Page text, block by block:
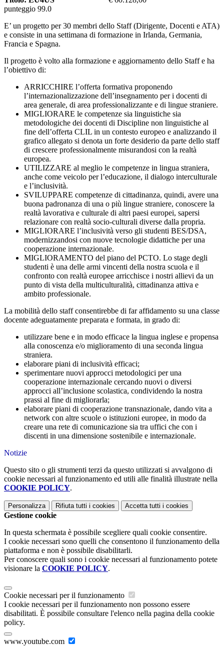
punteggio 99.0
E’ un progetto per 30 membri dello Staff (Dirigente, Docenti e ATA)
e consiste in una settimana di formazione in Irlanda, Germania,
Francia e Spagna.
Il progetto è volto alla formazione e aggiornamento dello Staff e ha
l’obiettivo di:
ARRICCHIRE l’offerta formativa proponendo
l’internazionalizzazione dell’insegnamento per i docenti di
area generale, di area professionalizzante e di lingue straniere.
MIGLIORARE le competenze sia linguistiche sia
metodologiche dei docenti di Discipline non linguistiche al
fine dell’offerta CLIL in un contesto europeo e analizzando il
grafico allegato si denota un forte desiderio da parte dello staff
di crescere professionalmente misurandosi con la realtà
europea.
UTILIZZARE al meglio le competenze in lingua straniera,
anche come veicolo per l’educazione, il dialogo interculturale
e l’inclusività.
SVILUPPARE competenze di cittadinanza, quindi, avere una
buona padronanza di una o più lingue straniere, conoscere la
realtà lavorativa e culturale di altri paesi europei, sapersi
relazionare con realtà socio-culturali diverse dalla propria.
MIGLIORARE l’inclusività verso gli studenti BES/DSA,
modernizzandosi con nuove tecnologie didattiche per una
cooperazione internazionale.
MIGLIORAMENTO del piano del PCTO. Lo stage degli
studenti è una delle armi vincenti della nostra scuola e il
confronto con realtà europee arricchisce i nostri allievi da un
punto di vista della multiculturalità, cittadinanza attiva e
ambito professionale.
La mobilità dello staff consentirebbe di far affidamento su una classe
docente adeguatamente preparata e formata, in grado di:
utilizzare bene e in modo efficace la lingua inglese e propensa
alla conoscenza e/o miglioramento di una seconda lingua
straniera.
elaborare piani di inclusività efficaci;
sperimentare nuovi approcci metodologici per una
cooperazione internazionale cercando nuovi o diversi
approcci all’inclusione scolastica, condividendo la nostra
prassi al fine di migliorarla;
elaborare piani di cooperazione transnazionale, dando vita a
network con altre scuole o istituzioni europee, in modo da
creare una rete di comunicazione sia tra uffici che con i
discenti in una dimensione sostenibile e internazionale.
Notizie
Questo sito o gli strumenti terzi da questo utilizzati si avvalgono di
cookie necessari al funzionamento ed utili alle finalità illustrate nella
COOKIE POLICY.
Personalizza Rifiuta tutti i cookies Accetta tutti i cookies
Gestione cookie
In questa schermata è possibile scegliere quali cookie consentire.
I cookie necessari sono quelli che consentono il funzionamento della
piattaforma e non è possibile disabilitarli.
Per conoscere quali sono i cookie necessari al funzionamento potete
visionare la COOKIE POLICY.
Cookie necessari per il funzionamento
I cookie necessari per il funzionamento non possono essere
disabilitati. È possibile consultare l'elenco nella pagina della cookie
policy.
www.youtube.com